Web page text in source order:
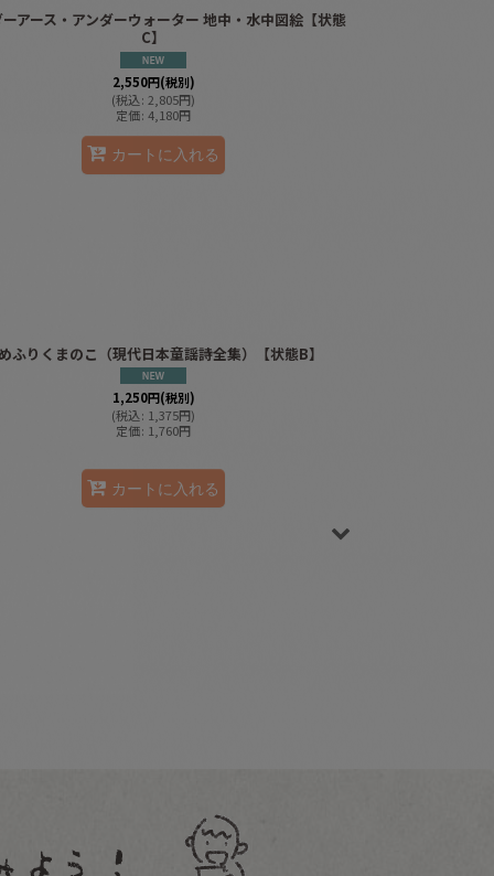
アース・アンダーウォーター 地中・水中図絵【状態
C】
2,550円(税別)
(税込: 2,805円)
定価: 4,180円
カートに入れる
ふりくまのこ（現代日本童謡詩全集）【状態B】
1,250円(税別)
(税込: 1,375円)
定価: 1,760円
カートに入れる